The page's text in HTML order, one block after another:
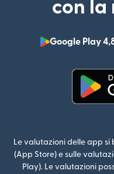
con la
Google Play
Le valutazioni delle app si
(App Store) e sulle
Play). Le valutazioni